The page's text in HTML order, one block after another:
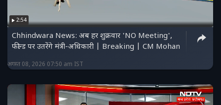
2:54
Chhindwara News: अब हर शुक्रवार 'NO Meeting',
फील्ड पर उतरेंगे मंत्री-अधिकारी | Breaking | CM Mohan
अगस्त 08, 2026 07:50 am IST